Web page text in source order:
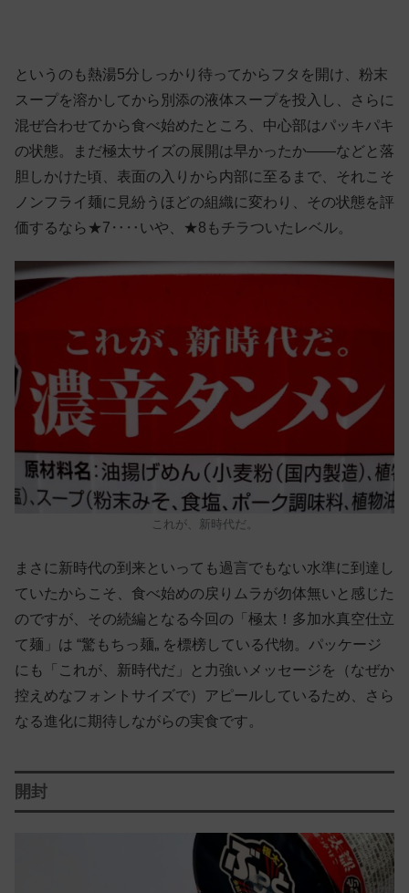
というのも熱湯5分しっかり待ってからフタを開け、粉末
スープを溶かしてから別添の液体スープを投入し、さらに
混ぜ合わせてから食べ始めたところ、中心部はパッキパキ
の状態。まだ極太サイズの展開は早かったか——などと落
胆しかけた頃、表面の入りから内部に至るまで、それこそ
ノンフライ麺に見紛うほどの組織に変わり、その状態を評
価するなら★7‥‥いや、★8もチラついたレベル。
これが、新時代だ。
まさに新時代の到来といっても過言でもない水準に到達し
ていたからこそ、食べ始めの戻りムラが勿体無いと感じた
のですが、その続編となる今回の「極太！多加水真空仕立
て麺」は “驚もちっ麺„ を標榜している代物。パッケージ
にも「これが、新時代だ」と力強いメッセージを（なぜか
控えめなフォントサイズで）アピールしているため、さら
なる進化に期待しながらの実食です。
開封